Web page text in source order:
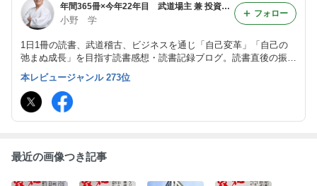
年間365冊×今年22年目 武道場主 兼 投資会社・コンサル会社 オーナー社長 兼 グロービス経営大学院准教授による読書日記
小野 学
1日1冊の読書、武道稽古、ビジネスを通じ「自己変革」「自己の
弛まぬ成長」を目指す読書感想・読書記録ブログ。読書直後の振り
返り・アウトプット前提のインプットを心がけつつ、将来の自分自
身の為の検索可能なデータベースとして活用。旧「分譲マンション
屋の読書日記」
フォロー
本レビュージャンル 273位
最近の画像つき記事